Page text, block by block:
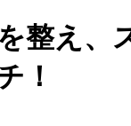
整え、
！